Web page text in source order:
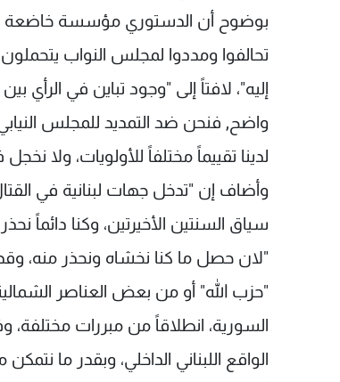
بوضوح أن الدستوري مؤسسة خاضعة
تحالفوا ومددوا لمجلس النواب
واضح, فنحن ضد التمديد للمجلس
لدينا تقييماً مختلفاً للأولويات، ولا
وأضاف إن "تدخل جهات لبنانية في
سياق السنتين الأخيرتين، وكنا دائماً
"لان حصل ما كنا نخشاه ونحذر منه،
"حزب الله" أو من بعض العناصر
السورية، انطلاقاً من مبررات
الواقع اللبناني الداخلي، وبقدر ما